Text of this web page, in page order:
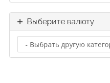
Выберите валюту